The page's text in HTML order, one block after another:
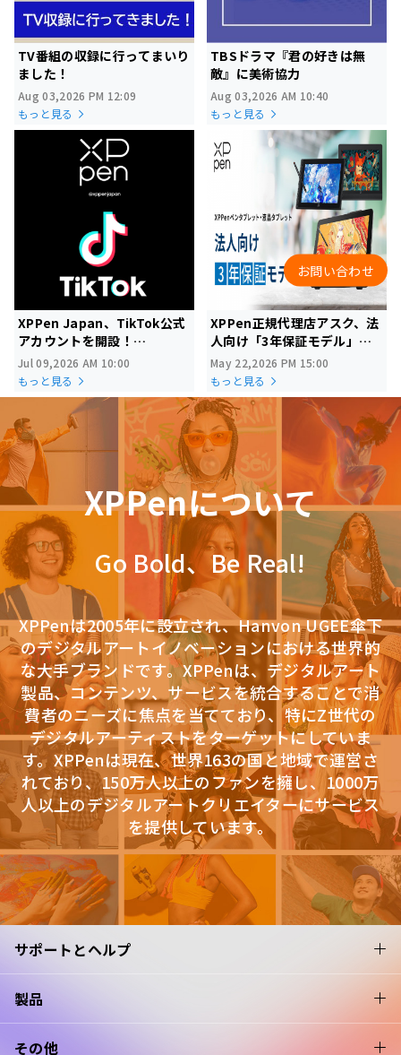
TV番組の収録に行ってまいり
ました！
Aug 03,2026 PM 12:09
もっと見る
TBSドラマ『君の好きは無
敵』に美術協力
Aug 03,2026 AM 10:40
もっと見る
XPPen Japan、TikTok公式
アカウントを開設！
～新たな「表現の場」で、も
っとクリエイティブに～
Jul 09,2026 AM 10:00
もっと見る
XPPen正規代理店アスク、法
人向け「3年保証モデル」を
開始
May 22,2026 PM 15:00
もっと見る
XPPenについて
Go Bold、Be Real!
XPPenは2005年に設立され、Hanvon UGEE傘下
のデジタルアートイノベーションにおける世界的
な大手ブランドです。XPPenは、デジタルアート
製品、コンテンツ、サービスを統合することで消
費者のニーズに焦点を当てており、特にZ世代の
デジタルアーティストをターゲットにしていま
す。XPPenは現在、世界163の国と地域で運営さ
れており、150万人以上のファンを擁し、1000万
人以上のデジタルアートクリエイターにサービス
を提供しています。
サポートとヘルプ
製品
その他
お問い合わせ